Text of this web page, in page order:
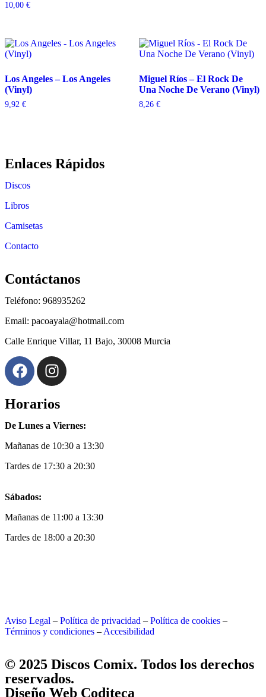
10,00 €
Los Angeles – Los Angeles
(Vinyl)
9,92 €
Miguel Ríos – El Rock De
Una Noche De Verano (Vinyl)
8,26 €
Enlaces Rápidos
Discos
Libros
Camisetas
Contacto
Contáctanos
Teléfono: 968935262
Email: pacoayala@hotmail.com
Calle Enrique Villar, 11 Bajo, 30008 Murcia
Horarios
De Lunes a Viernes:
Mañanas de 10:30 a 13:30
Tardes de 17:30 a 20:30
Sábados:
Mañanas de 11:00 a 13:30
Tardes de 18:00 a 20:30
Aviso Legal – Política de privacidad – Política de cookies –
Términos y condiciones – Accesibilidad
© 2025 Discos Comix. Todos los derechos
reservados.
Diseño Web Coditeca